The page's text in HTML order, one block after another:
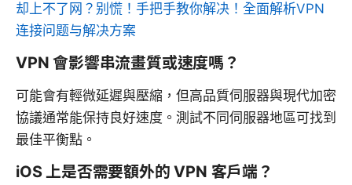
却上不了网？别慌！手把手教你解决！全面解析VPN
连接问题与解决方案
VPN 會影響串流畫質或速度嗎？
可能會有輕微延遲與壓縮，但高品質伺服器與現代加密
協議通常能保持良好速度。測試不同伺服器地區可找到
最佳平衡點。
iOS 上是否需要額外的 VPN 客戶端？